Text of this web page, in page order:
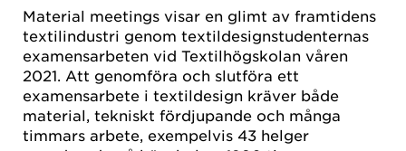
Material meetings visar en glimt av framtidens
textilindustri genom textildesignstudenternas
examensarbeten vid Textilhögskolan våren
2021. Att genomföra och slutföra ett
examensarbete i textildesign kräver både
material, tekniskt fördjupande och många
timmars arbete, exempelvis 43 helger